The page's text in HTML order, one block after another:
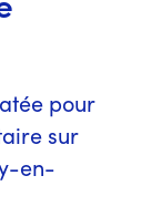
pour
sur
en-